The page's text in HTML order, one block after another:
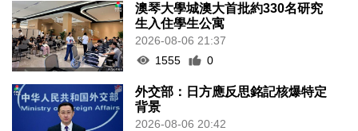
澳琴大學城澳大首批約330名研究
生入住學生公寓
2026-08-06 21:37
1555
0
外交部：日方應反思銘記核爆特定
背景
2026-08-06 20:42